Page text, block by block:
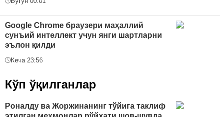
Google Chrome браузери маҳаллий
сунъий интеллект учун янги шартларни
эълон қилди
Кеча 23:56
Кўп ўқилганлар
Роналду ва Жоржинанинг тўйига таклиф